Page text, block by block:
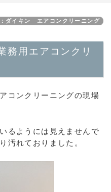
ダイキン エアコンクリーニング
務用エアコンクリ
コンクリーニングの現場
るようには見えませんで
汚れておりました。